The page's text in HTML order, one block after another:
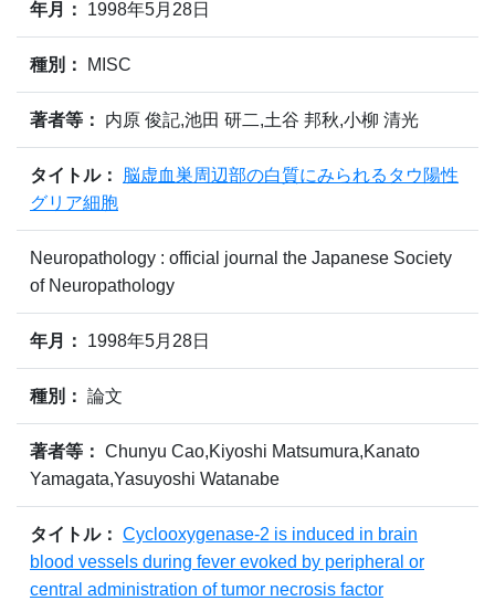
年月： 1998年5月28日
種別： MISC
著者等： 内原 俊記,池田 研二,土谷 邦秋,小柳 清光
タイトル：
脳虚血巣周辺部の白質にみられるタウ陽性
グリア細胞
Neuropathology : official journal the Japanese Society
of Neuropathology
年月： 1998年5月28日
種別： 論文
著者等： Chunyu Cao,Kiyoshi Matsumura,Kanato
Yamagata,Yasuyoshi Watanabe
タイトル： Cyclooxygenase-2 is induced in brain
blood vessels during fever evoked by peripheral or
central administration of tumor necrosis factor